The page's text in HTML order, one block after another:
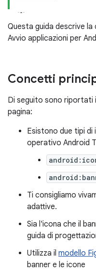
Questa guida descrive la
Avvio applicazioni per
Concetti
Di seguito sono riportati
pagina:
Esistono due tipi di
operativo Android
Ti consigliamo
adattive.
Sia l'icona che il
guida di
Utilizza il modello
banner e le icone